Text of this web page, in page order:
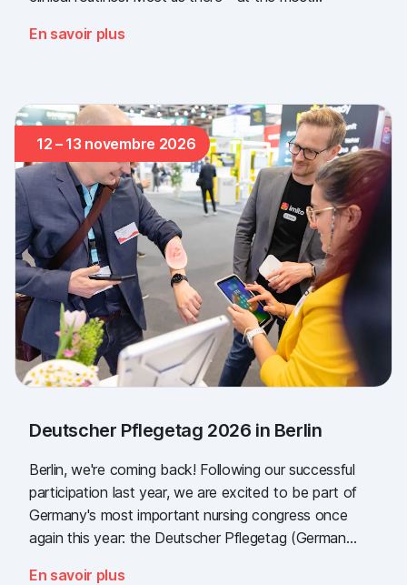
sector.
En savoir plus
12 – 13 novembre 2026
Deutscher Pflegetag 2026 in Berlin
Berlin, we're coming back! Following our successful
participation last year, we are excited to be part of
Germany's most important nursing congress once
again this year: the Deutscher Pflegetag (German
En savoir plus